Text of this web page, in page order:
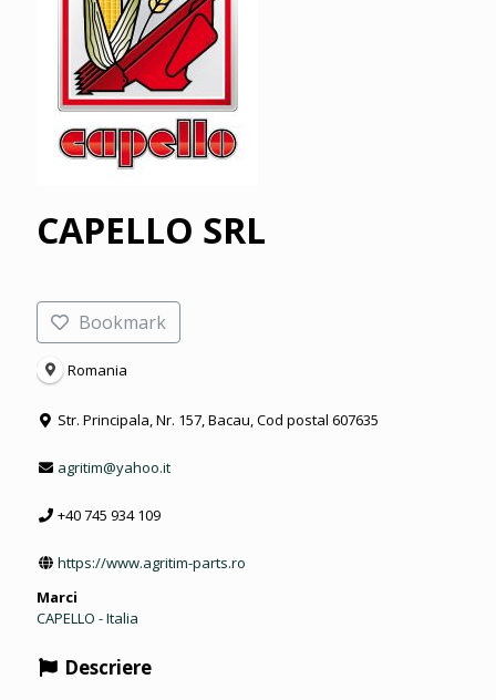
CAPELLO SRL
Bookmark
Romania
Str. Principala, Nr. 157, Bacau, Cod postal 607635
agritim@yahoo.it
+40 745 934 109
https://www.agritim-parts.ro
Marci
CAPELLO - Italia
Descriere